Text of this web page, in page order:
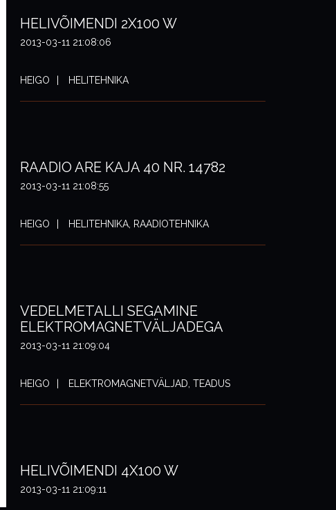
HELIVÕIMENDI 2X100 W
2013-03-11 21:08:06
HEIGO HELITEHNIKA
RAADIO ARE KAJA 40 NR. 14782
2013-03-11 21:08:55
HEIGO HELITEHNIKA, RAADIOTEHNIKA
VEDELMETALLI SEGAMINE
ELEKTROMAGNETVÄLJADEGA
2013-03-11 21:09:04
HEIGO ELEKTROMAGNETVÄLJAD, TEADUS
HELIVÕIMENDI 4X100 W
2013-03-11 21:09:11